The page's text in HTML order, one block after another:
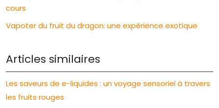
cours
Vapoter du fruit du dragon: une expérience exotique
Articles similaires
Les saveurs de e-liquides : un voyage sensoriel à travers
les fruits rouges